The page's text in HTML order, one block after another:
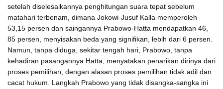
setelah diselesaikannya penghitungan suara tepat sebelum
matahari terbenam, dimana Jokowi-Jusuf Kalla memperoleh
53,15 persen dan saingannya Prabowo-Hatta mendapatkan 46,
85 persen, menyisakan beda yang signifikan, lebih dari 6 persen.
Namun, tanpa diduga, sekitar tengah hari, Prabowo, tanpa
kehadiran pasangannya Hatta, menyatakan penarikan dirinya dari
proses pemilihan, dengan alasan proses pemilihan tidak adil dan
cacat hukum. Langkah Prabowo yang tidak disangka-sangka ini